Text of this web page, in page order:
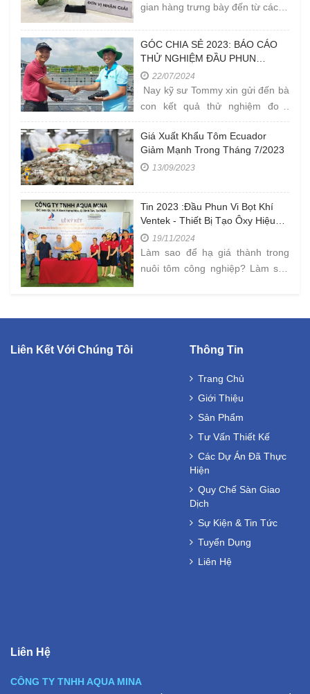
gian hàng trưng bày đến từ các tổ
trong lĩnh vực chăn nuôi và nuôi
trồng thủy
GÓC CHIA SẺ 2023: BÁO CÁO
THỬ NGHIỆM ĐẦU PHUN
VENTEK THỰC TẾ TẠI FARM Ở
CÀ MAU
22/07/2024
Nay kỹ sư Tommy xin gửi đến bà
con kết quả thử nghiệm đo "
NỒNG ĐỘ OXY TRONG AO " tại
Farm công ty Âu Mỹ AEC ở Cà
Mau với kích
Giá Xuất Khẩu Tôm Ecuador
Giảm Mạnh Trong Tháng 7/2023
13/09/2023
Tin 2023 :Đầu Phun Vi Bọt Khí
Ventek - Thiết Bị Tạo Ôxy Hiệu
Quả Trong Nuôi Tôm Mật Độ Cao
19/11/2024
Làm sao để hạ giá thành trong
nuôi tôm công nghiệp? Làm sao
Liên Kết Với Chúng Tôi Thông Tin
Trang Chủ
Giới Thiệu
Sản Phẩm
Tư Vấn Thiết Kế
Các Dự Án Đã Thực
Hiện
Quy Chế Sàn Giao
Dịch
Sự Kiện & Tin Tức
Tuyển Dụng
Liên Hệ
Liên Hệ
CÔNG TY TNHH AQUA MINA